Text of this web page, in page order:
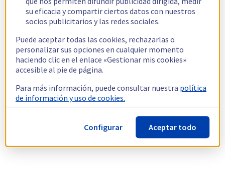
su eficacia y compartir ciertos datos con nuestros
socios publicitarios y las redes sociales.
Puede aceptar todas las cookies, rechazarlas o
personalizar sus opciones en cualquier momento
haciendo clic en el enlace «Gestionar mis cookies»
accesible al pie de página.
Para más información, puede consultar nuestra política
de información y uso de cookies.
Configurar Aceptar todo